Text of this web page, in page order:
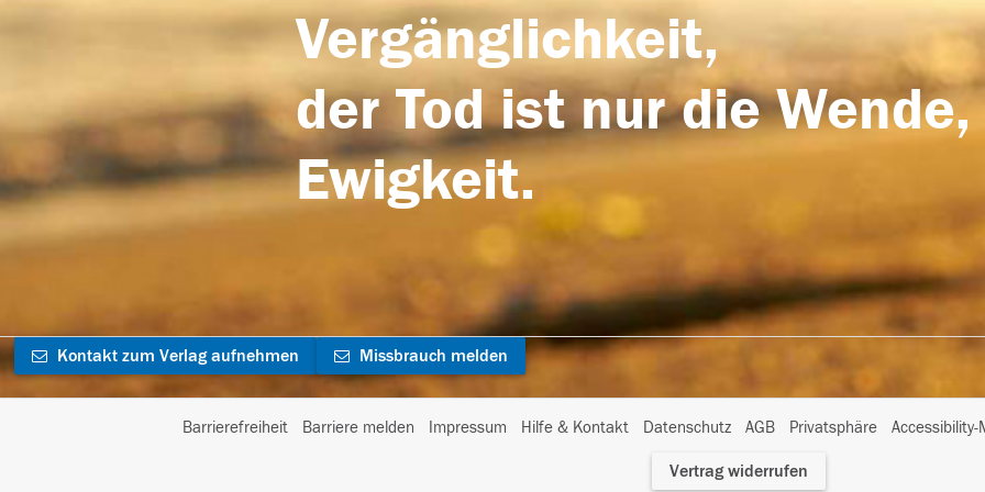
Vergänglichkeit,
der Tod ist nur die
Ewigkeit.
Kontakt zum Verlag aufnehmen Missbrauch melden
Barrierefreiheit Barriere melden Impressum Hilfe & Kontakt Datenschutz AGB Privatsphäre
I
Vertrag widerrufen